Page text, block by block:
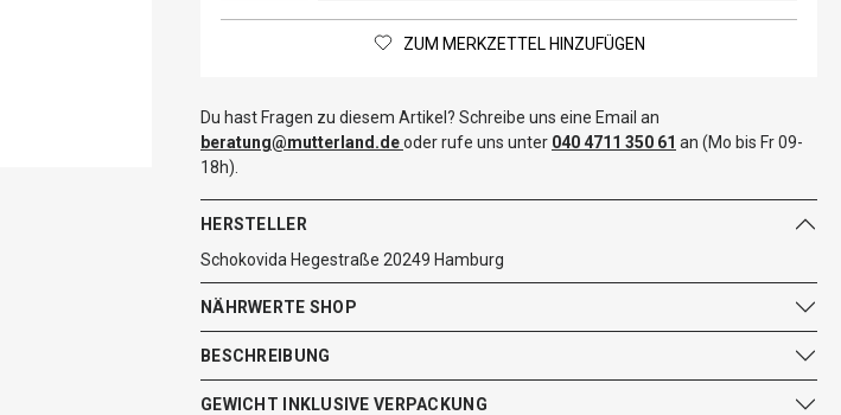
ZUM MERKZETTEL HINZUFÜGEN
Du hast Fragen zu diesem Artikel? Schreibe uns eine Email an
beratung@mutterland.deoder rufe uns unter 040 4711 350 61 an (Mo bis Fr 09-
18h).
HERSTELLER
Schokovida Hegestraße 20249 Hamburg
NÄHRWERTE SHOP
BESCHREIBUNG
GEWICHT INKLUSIVE VERPACKUNG